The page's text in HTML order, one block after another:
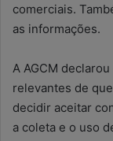
comerciais.
as informações.
A AGCM
relevantes de
decidir aceitar
a coleta e o uso